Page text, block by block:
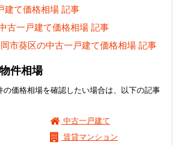
建て価格相場 記事
古一戸建て価格相場 記事
市葵区の中古一戸建て価格相場 記事
件相場
価格相場を確認したい場合は、以下の記事
中古一戸建て
賃貸マンション